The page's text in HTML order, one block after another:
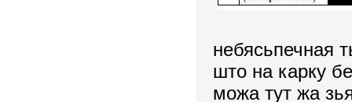
небясьпечная
што на карку
можа тут жа